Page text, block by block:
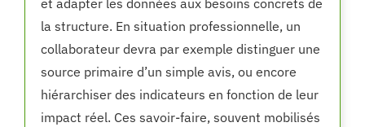
et adapter les données aux besoins concrets de
la structure. En situation professionnelle, un
collaborateur devra par exemple distinguer une
source primaire d’un simple avis, ou encore
hiérarchiser des indicateurs en fonction de leur
impact réel. Ces savoir-faire, souvent mobilisés